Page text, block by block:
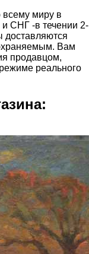
всему миру в
и СНГ -в течении 2-
доставляются
Вам
продавцом,
реального